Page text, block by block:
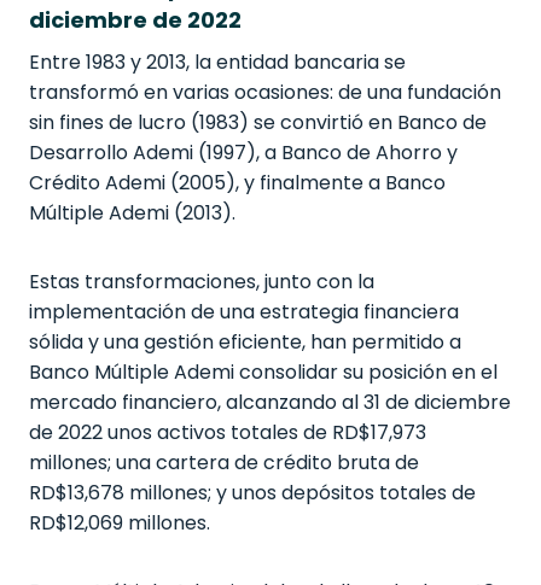
diciembre de 2022
Entre 1983 y 2013, la entidad bancaria se
transformó en varias ocasiones: de una fundación
sin fines de lucro (1983) se convirtió en Banco de
Desarrollo Ademi (1997), a Banco de Ahorro y
Crédito Ademi (2005), y finalmente a Banco
Múltiple Ademi (2013).
Estas transformaciones, junto con la
implementación de una estrategia financiera
sólida y una gestión eficiente, han permitido a
Banco Múltiple Ademi consolidar su posición en el
mercado financiero, alcanzando al 31 de diciembre
de 2022 unos activos totales de RD$17,973
millones; una cartera de crédito bruta de
RD$13,678 millones; y unos depósitos totales de
RD$12,069 millones.